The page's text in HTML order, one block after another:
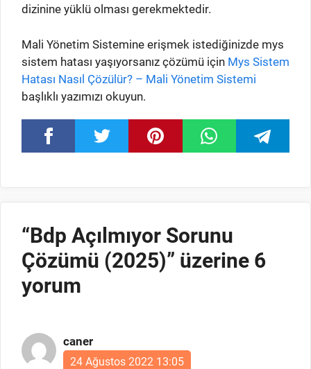
dizinine yüklü olması gerekmektedir.
Mali Yönetim Sistemine erişmek istediğinizde mys
sistem hatası yaşıyorsanız çözümü için Mys Sistem
Hatası Nasıl Çözülür? – Mali Yönetim Sistemi
başlıklı yazımızı okuyun.
“Bdp Açılmıyor Sorunu
Çözümü (2025)” üzerine 6
yorum
caner
24 Ağustos 2022 13:05